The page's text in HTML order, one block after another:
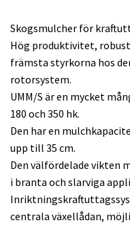
Skogsmulcher för
Hög produktivitet,
främsta styrkorna hos
rotorsystem.
UMM/S är en mycket
180 och 350 hk.
Den har en
upp till 35 cm.
Den välfördelade vikten
i branta och slarviga
centrala växellådan,